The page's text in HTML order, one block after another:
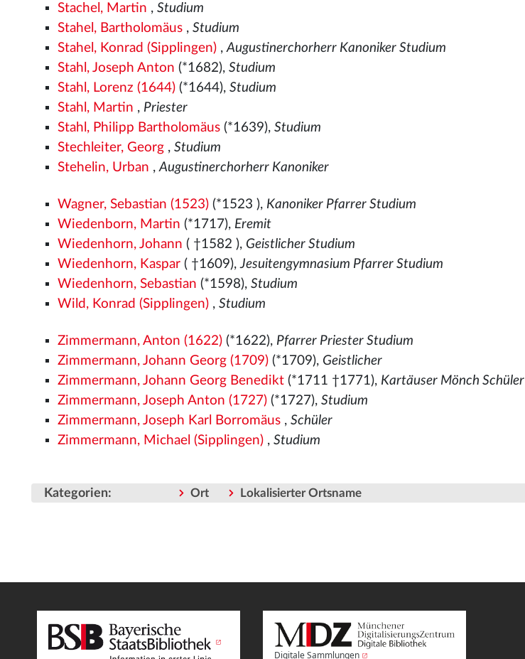
Stachel, Martin ,Studium
Stahel, Bartholomäus ,Studium
Stahel, Konrad (Sipplingen) ,Augustinerchorherr Kanoniker Studium
Stahl, Joseph Anton (*1682),Studium
Stahl, Lorenz (1644) (*1644),Studium
Stahl, Martin , Priester
Stahl, Philipp Bartholomäus (*1639),Studium
Stechleiter, Georg ,Studium
Stehelin, Urban ,Augustinerchorherr Kanoniker
Wagner, Sebastian (1523) (*1523 ), Kanoniker Pfarrer Studium
Wiedenborn, Martin (*1717), Eremit
Wiedenhorn, Johann ( †1582 ), Geistlicher Studium
Wiedenhorn, Kaspar ( †1609),Jesuitengymnasium Pfarrer Studium
Wiedenhorn, Sebastian (*1598),Studium
Wild, Konrad (Sipplingen) ,Studium
Zimmermann, Anton (1622) (*1622), Pfarrer Priester Studium
Zimmermann, Johann Georg (1709) (*1709), Geistlicher
Zimmermann, Johann Georg Benedikt (*1711 †1771), Kartäuser Mönch Schüler
Zimmermann, Joseph Anton (1727) (*1727),Studium
Zimmermann, Joseph Karl Borromäus ,Schüler
Zimmermann, Michael (Sipplingen) ,Studium
Kategorien: Ort Lokalisierter Ortsname
Digitale Sammlungen